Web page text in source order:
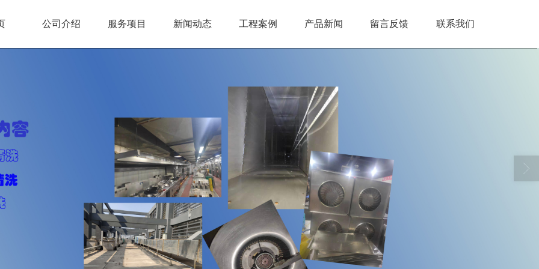
公司介绍 服务项目 新闻动态 工程案例 产品新闻 留言反馈 联系我们